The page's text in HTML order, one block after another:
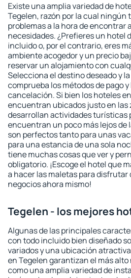
Existe una amplia variedad de
Tegelen, razón por la cual ningún
problemas a la hora de encontrar
necesidades. ¿Prefieres un hotel
incluido o, por el contrario, eres
ambiente acogedor y un precio
reservar un alojamiento con
Selecciona el destino deseado y
comprueba los métodos de pago
cancelación. Si bien los hoteles
encuentran ubicados justo en las
desarrollan actividades turísticas
encuentran un poco más lejos de
son perfectos tanto para unas
para una estancia de una sola
tiene muchas cosas que ver y
obligatorio. ¡Escoge el hotel que
a hacer las maletas para disfrutar
negocios ahora mismo!
Tegelen - los mejores
Algunas de las principales
con todo incluido bien diseñado
variados y una ubicación
en Tegelen garantizan el más
como una amplia variedad de